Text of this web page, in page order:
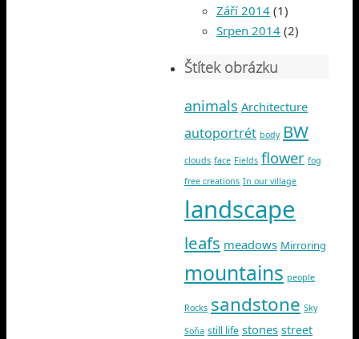
Září 2014 (1)
Srpen 2014 (2)
Štítek obrázku
animals Architecture
autoportrét body BW
clouds face Fields flower fog
free creations In our village
landscape
leafs meadows Mirroring
mountains people
Rocks sandstone Sky
Soňa still life stones street